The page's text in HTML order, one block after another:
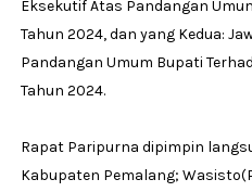
Eksekutif Atas Pandangan
Tahun 2024, dan yang Kedua:
Pandangan Umum Bupati
Tahun 2024.
Rapat Paripurna dipimpin
Kabupaten Pemalang;